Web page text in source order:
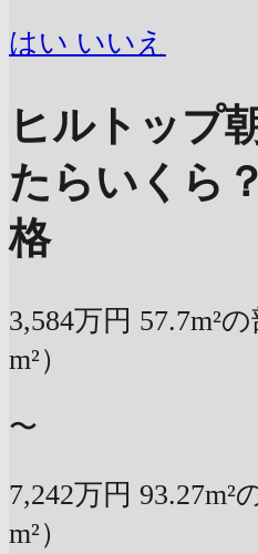
はい いいえ
ヒルトップ
たらいくら？
格
3,584万円 57.7m²
m²）
〜
7,242万円 93.27m²
m²）